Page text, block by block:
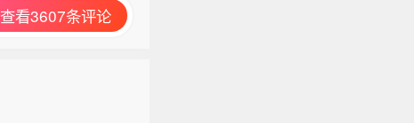
查看3607条评论